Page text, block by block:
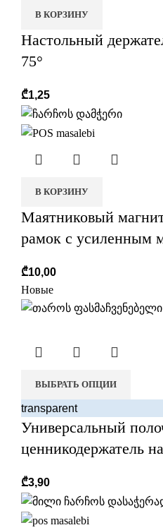
В КОРЗИНУ
Настольный
75°
₾1,25
В КОРЗИНУ
Маятниковый
рамок с усиленным
₾10,00
Новые
ВЫБРАТЬ ОПЦИИ
transparent
Универсальный
ценникодержатель
₾3,90